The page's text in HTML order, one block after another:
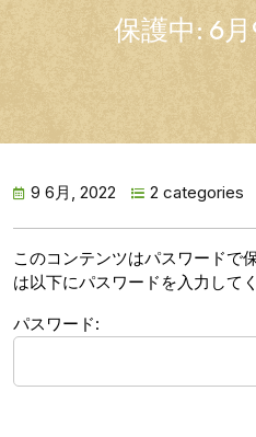
保護中: 6月
9 6月, 2022 2 categories
このコンテンツはパスワードで
は以下にパスワードを入力してく
パスワード: